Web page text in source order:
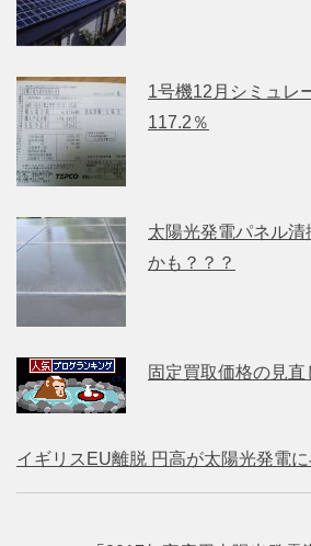
1号機12月シミュレ
117.2％
太陽光発電パネル
かも？？？
固定買取価格の見直
イギリスEU離脱 円高が太陽光発電